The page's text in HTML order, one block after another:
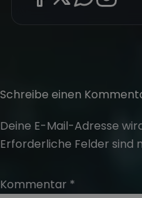
Schreibe einen
Deine E-Mail-Adresse
Erforderliche Felder sind
Kommentar *